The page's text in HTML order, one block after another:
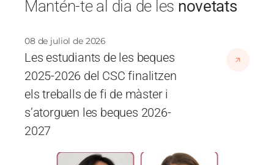
Mantén-te al dia de les novetats
08 de juliol de 2026
Les estudiants de les beques
2025-2026 del CSC finalitzen
els treballs de fi de màster i
s’atorguen les beques 2026-
2027
Imatge